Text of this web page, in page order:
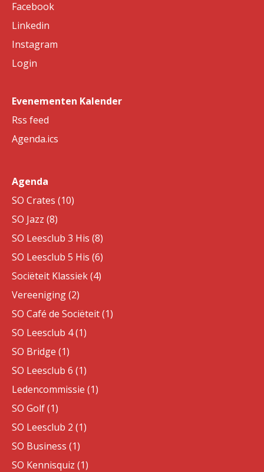
Facebook
Linkedin
Instagram
Login
Evenementen Kalender
Rss feed
Agenda.ics
Agenda
SO Crates (10)
SO Jazz (8)
SO Leesclub 3 His (8)
SO Leesclub 5 His (6)
Sociëteit Klassiek (4)
Vereeniging (2)
SO Café de Sociëteit (1)
SO Leesclub 4 (1)
SO Bridge (1)
SO Leesclub 6 (1)
Ledencommissie (1)
SO Golf (1)
SO Leesclub 2 (1)
SO Business (1)
SO Kennisquiz (1)